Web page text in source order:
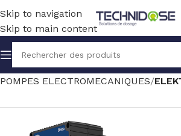
Skip to navigation
Skip to main content
Accueil TRAITEMENT EAU DOSAGE
POMPES ELECTROMECANIQUES